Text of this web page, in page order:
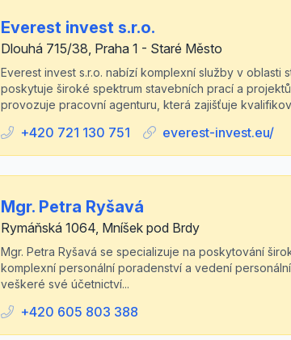
Everest invest s.r.o.
Dlouhá 715/38, Praha 1 - Staré Město
Everest invest s.r.o. nabízí komplexní služby v
poskytuje široké spektrum stavebních prací a
provozuje pracovní agenturu, která zajišťuje
+420 721 130 751 everest-invest.eu/
Mgr. Petra Ryšavá
Rymáňská 1064, Mníšek pod Brdy
Mgr. Petra Ryšavá se specializuje na poskytování
komplexní personální poradenství a vedení
veškeré své účetnictví...
+420 605 803 388